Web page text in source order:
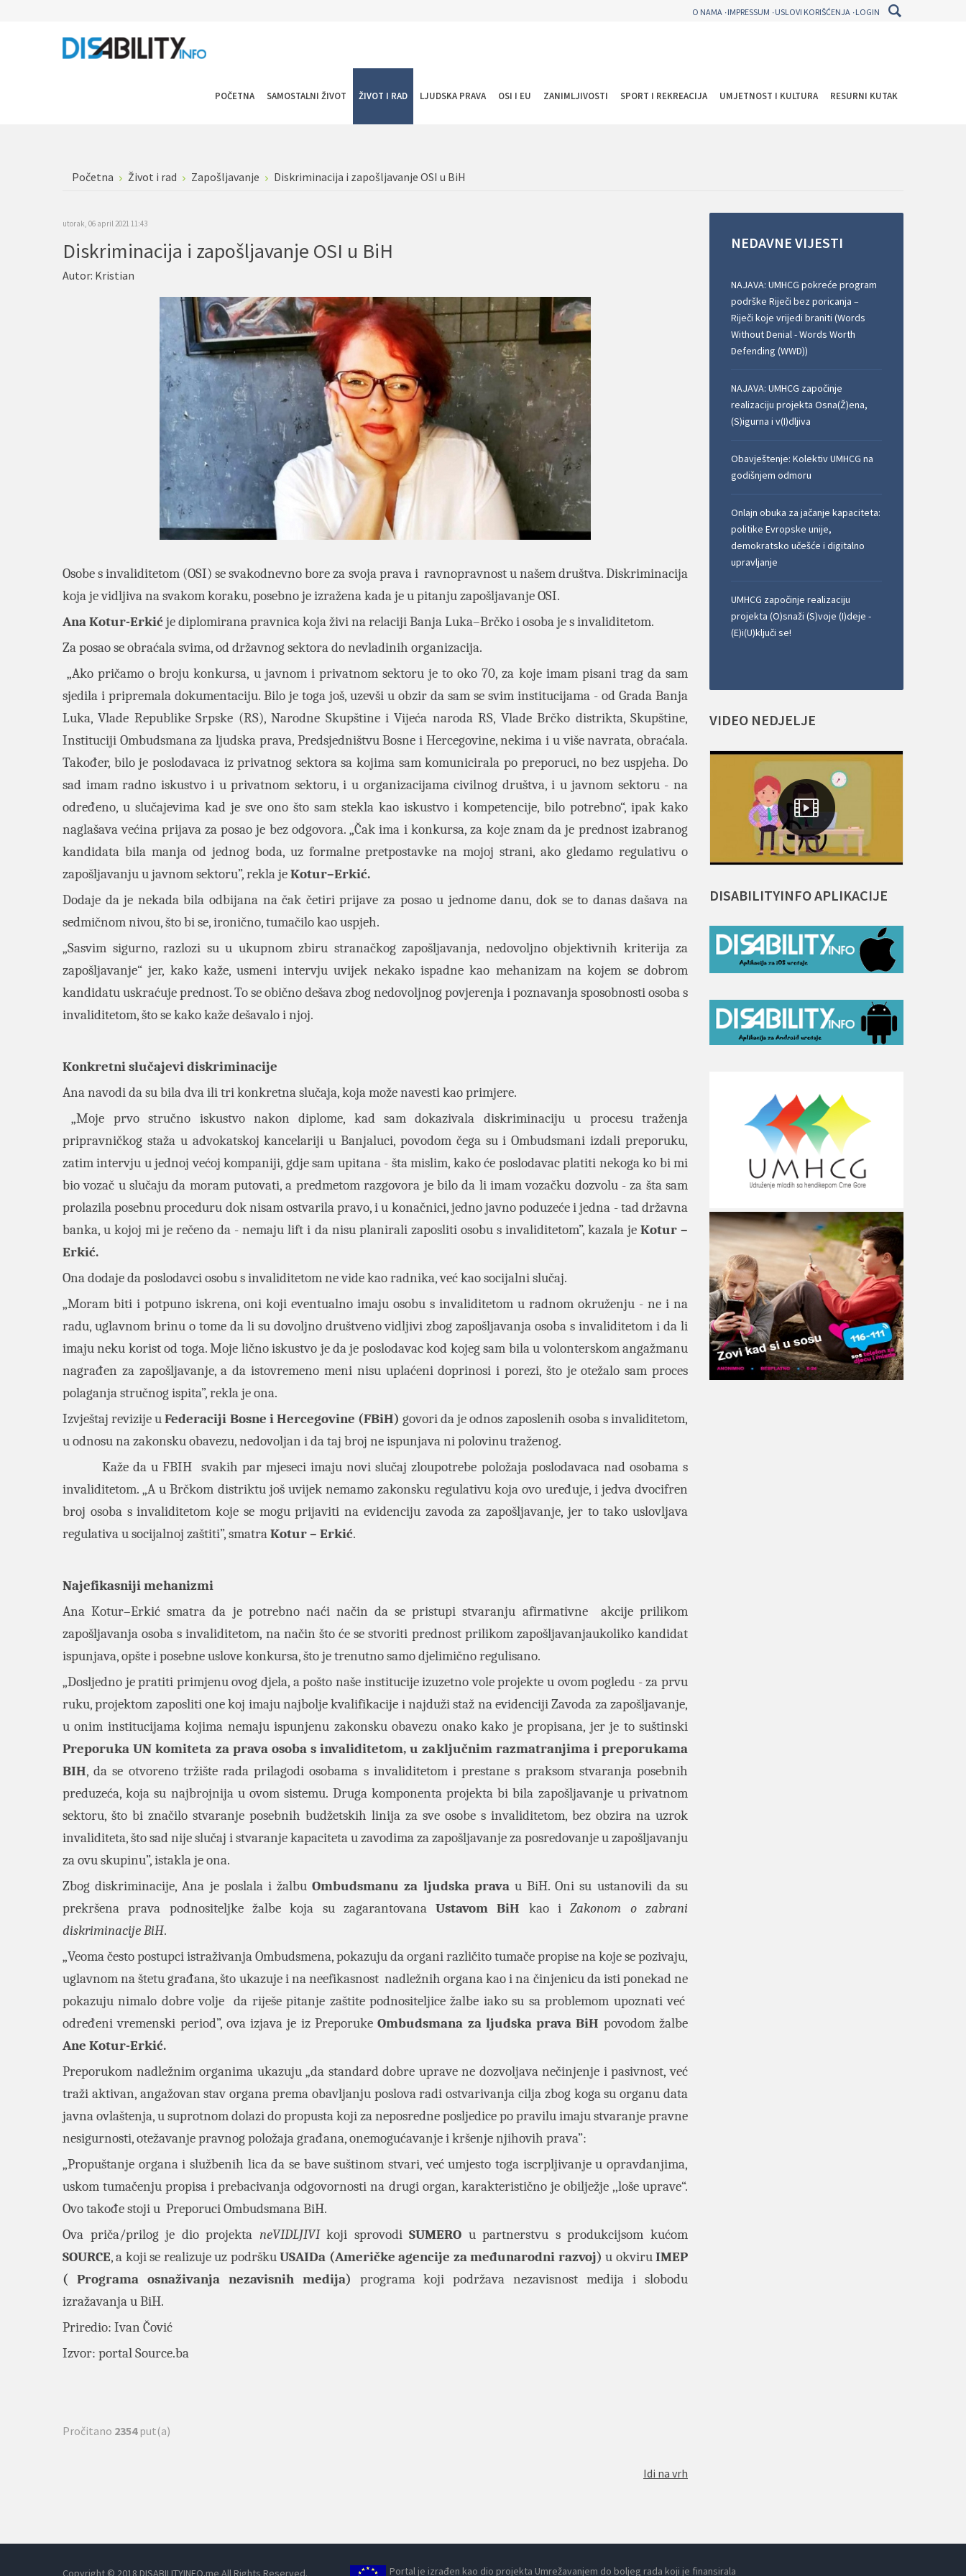
O NAMA IMPRESSUM USLOVI KORIŠĆENJA LOGIN
POČETNA SAMOSTALNI ŽIVOT ŽIVOT I RAD LJUDSKA PRAVA OSI I EU ZANIMLJIVOSTI SPORT I REKREACIJA UMJETNOST I KULTURA RESURNI KUTAK
Početna Život i rad Zapošljavanje Diskriminacija i zapošljavanje OSI u BiH
utorak, 06 april 2021 11:43
Diskriminacija i zapošljavanje OSI u BiH
Autor: Kristian
Osobe s invaliditetom (OSI) se svakodnevno bore za svoja prava i ravnopravnost u našem društva. Diskriminacija
koja je vidljiva na svakom koraku, posebno je izražena kada je u pitanju zapošljavanje OSI.
Ana Kotur-Erkićje diplomirana pravnica koja živi na relaciji Banja Luka–Brčko i osoba je s invaliditetom.
Za posao se obraćala svima, od državnog sektora do nevladinih organizacija.
„Ako pričamo o broju konkursa, u javnom i privatnom sektoru je to oko 70, za koje imam pisani trag da sam
sjedila i pripremala dokumentaciju. Bilo je toga još, uzevši u obzir da sam se svim institucijama - od Grada Banja
Luka, Vlade Republike Srpske (RS), Narodne Skupštine i Vijeća naroda RS, Vlade Brčko distrikta, Skupštine,
Instituciji Ombudsmana za ljudska prava, Predsjedništvu Bosne i Hercegovine, nekima i u više navrata, obraćala.
Također, bilo je poslodavaca iz privatnog sektora sa kojima sam komunicirala po preporuci, no bez uspjeha. Do
sad imam radno iskustvo i u privatnom sektoru, i u organizacijama civilnog društva, i u javnom sektoru - na
određeno, u slučajevima kad je sve ono što sam stekla kao iskustvo i kompetencije, bilo potrebno“, ipak kako
naglašava većina prijava za posao je bez odgovora. „Čak ima i konkursa, za koje znam da je prednost izabranog
kandidata bila manja od jednog boda, uz formalne pretpostavke na mojoj strani, ako gledamo regulativu o
zapošljavanju u javnom sektoru”, rekla jeKotur–Erkić.
Dodaje da je nekada bila odbijana na čak četiri prijave za posao u jednome danu, dok se to danas dašava na
sedmičnom nivou, što bi se, ironično, tumačilo kao uspjeh.
„Sasvim sigurno, razlozi su u ukupnom zbiru stranačkog zapošljavanja, nedovoljno objektivnih kriterija za
zapošljavanje“ jer, kako kaže, usmeni intervju uvijek nekako ispadne kao mehanizam na kojem se dobrom
kandidatu uskraćuje prednost. To se obično dešava zbog nedovoljnog povjerenja i poznavanja sposobnosti osoba s
invaliditetom, što se kako kaže dešavalo i njoj.
Konkretni slučajevi diskriminacije
Ana navodi da su bila dva ili tri konkretna slučaja, koja može navesti kao primjere.
„Moje prvo stručno iskustvo nakon diplome, kad sam dokazivala diskriminaciju u procesu traženja
pripravničkog staža u advokatskoj kancelariji u Banjaluci, povodom čega su i Ombudsmani izdali preporuku,
zatim intervju u jednoj većoj kompaniji, gdje sam upitana - šta mislim, kako će poslodavac platiti nekoga ko bi mi
bio vozač u slučaju da moram putovati, a predmetom razgovora je bilo da li imam vozačku dozvolu - za šta sam
prolazila posebnu proceduru dok nisam ostvarila pravo, i u konačnici, jedno javno poduzeće i jedna - tad državna
banka, u kojoj mi je rečeno da - nemaju lift i da nisu planirali zaposliti osobu s invaliditetom”, kazala je Kotur –
Erkić.
Ona dodaje da poslodavci osobu s invaliditetom ne vide kao radnika, već kao socijalni slučaj.
„Moram biti i potpuno iskrena, oni koji eventualno imaju osobu s invaliditetom u radnom okruženju - ne i na
radu, uglavnom brinu o tome da li su dovoljno društveno vidljivi zbog zapošljavanja osoba s invaliditetom i da li
imaju neku korist od toga. Moje lično iskustvo je da je poslodavac kod kojeg sam bila u volonterskom angažmanu
nagrađen za zapošljavanje, a da istovremeno meni nisu uplaćeni doprinosi i porezi, što je otežalo sam proces
polaganja stručnog ispita”, rekla je ona.
Izvještaj revizije uFederaciji Bosne i Hercegovine (FBiH) govori da je odnos zaposlenih osoba s invaliditetom,
u odnosu na zakonsku obavezu, nedovoljan i da taj broj ne ispunjava ni polovinu traženog.
Kaže da u FBIH svakih par mjeseci imaju novi slučaj zloupotrebe položaja poslodavaca nad osobama s
invaliditetom. „A u Brčkom distriktu još uvijek nemamo zakonsku regulativu koja ovo uređuje, i jedva dvocifren
broj osoba s invaliditetom koje se mogu prijaviti na evidenciju zavoda za zapošljavanje, jer to tako uslovljava
regulativa u socijalnoj zaštiti”, smatraKotur – Erkić.
Najefikasniji mehanizmi
Ana Kotur–Erkić smatra da je potrebno naći način da se pristupi stvaranju afirmativne akcije prilikom
zapošljavanja osoba s invaliditetom, na način što će se stvoriti prednost prilikom zapošljavanjaukoliko kandidat
ispunjava, opšte i posebne uslove konkursa, što je trenutno samo djelimično regulisano.
„Dosljedno je pratiti primjenu ovog djela, a pošto naše institucije izuzetno vole projekte u ovom pogledu - za prvu
ruku, projektom zaposliti one koj imaju najbolje kvalifikacije i najduži staž na evidenciji Zavoda za zapošljavanje,
u onim institucijama kojima nemaju ispunjenu zakonsku obavezu onako kako je propisana, jer je to suštinski
Preporuka UN komiteta za prava osoba s invaliditetom, u zaključnim razmatranjima i preporukama
BIH, da se otvoreno tržište rada prilagodi osobama s invaliditetom i prestane s praksom stvaranja posebnih
preduzeća, koja su najbrojnija u ovom sistemu. Druga komponenta projekta bi bila zapošljavanje u privatnom
sektoru, što bi značilo stvaranje posebnih budžetskih linija za sve osobe s invaliditetom, bez obzira na uzrok
invaliditeta, što sad nije slučaj i stvaranje kapaciteta u zavodima za zapošljavanje za posredovanje u zapošljavanju
za ovu skupinu”, istakla je ona.
Zbog diskriminacije, Ana je poslala i žalbuOmbudsmanu za ljudska pravau BiH. Oni su ustanovili da su
prekršena prava podnositeljke žalbe koja su zagarantovanaUstavom BiH kao iZakonom o zabrani
diskriminacije BiH.
„Veoma često postupci istraživanja Ombudsmena, pokazuju da organi različito tumače propise na koje se pozivaju,
uglavnom na štetu građana, što ukazuje i na neefikasnost nadležnih organa kao i na činjenicu da isti ponekad ne
pokazuju nimalo dobre volje da riješe pitanje zaštite podnositeljice žalbe iako su sa problemom upoznati već
određeni vremenski period”, ova izjava je iz PreporukeOmbudsmana za ljudska prava BiH povodom žalbe
Ane Kotur-Erkić.
Preporukom nadležnim organima ukazuju „da standard dobre uprave ne dozvoljava nečinjenje i pasivnost, već
traži aktivan, angažovan stav organa prema obavljanju poslova radi ostvarivanja cilja zbog koga su organu data
javna ovlaštenja, u suprotnom dolazi do propusta koji za neposredne posljedice po pravilu imaju stvaranje pravne
nesigurnosti, otežavanje pravnog položaja građana, onemogućavanje i kršenje njihovih prava”:
„Propuštanje organa i službenih lica da se bave suštinom stvari, već umjesto toga iscrpljivanje u opravdanjima,
uskom tumačenju propisa i prebacivanja odgovornosti na drugi organ, karakteristično je obilježje ,,loše uprave“.
Ovo takođe stoji u Preporuci Ombudsmana BiH.
Ova priča/prilog je dio projekta neVIDLJIVIkoji sprovodiSUMERO u partnerstvu s produkcijsom kućom
SOURCE, a koji se realizuje uz podrškuUSAIDa (Američke agencije za međunarodni razvoj)u okviruIMEP
( Programa osnaživanja nezavisnih medija) programa koji podržava nezavisnost medija i slobodu
izražavanja u BiH.
Priredio: Ivan Čović
Izvor: portalSource.ba
Pročitano 2354put(a)
Idi na vrh
NEDAVNE VIJESTI
NAJAVA: UMHCG pokreće program
podrške Riječi bez poricanja –
Riječi koje vrijedi braniti (Words
Without Denial - Words Worth
Defending (WWD))
NAJAVA: UMHCG započinje
realizaciju projekta Osna(Ž)ena,
(S)igurna i v(I)dljiva
Obavještenje: Kolektiv UMHCG na
godišnjem odmoru
Onlajn obuka za jačanje kapaciteta:
politike Evropske unije,
demokratsko učešće i digitalno
upravljanje
UMHCG započinje realizaciju
projekta (O)snaži (S)voje (I)deje -
(E)i(U)ključi se!
VIDEO NEDJELJE
DISABILITYINFOAPLIKACIJE
Copyright © 2018 DISABILITYINFO.me All Rights Reserved. Portal je izrađen kao dio projekta Umrežavanjem do boljeg rada koji je finansirala